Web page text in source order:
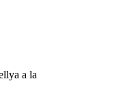
a la